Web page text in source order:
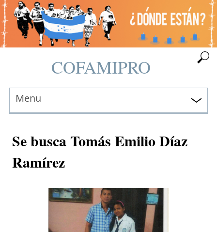
COFAMIPRO
Menu
Se busca Tomás Emilio Díaz
Ramírez